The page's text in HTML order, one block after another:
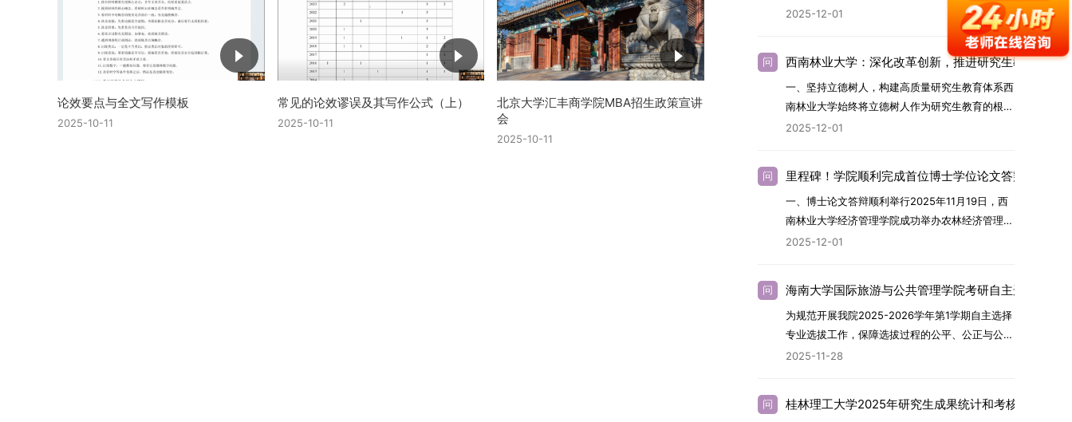
论效要点与全文写作模板
2025-10-11
常见的论效谬误及其写作公式（上）
2025-10-11
北京大学汇丰商学院MBA招生政策宣讲
会
2025-10-11
力，系统掌握学科前沿知识，能胜任高水平科学研
究与技术开发工作的未来领军人才。二、招生安排
（一）招生学科范围涵盖材料科学与工程
（0805）、化学（0703）、电子科学与技术
（0809）、材料与化工（0856）、机械
（0855）、电子信息（0854）等相关专业。
（二）招生名额2026年度具体招生规模以国家最
（三）选拔途径共设置三种选拔方式，包括本科直
博、硕博连读与申请-考核制，将根据考生综合素
质择优录取。（四）培养类别全部为全日制非定向
就业博士研究生。三、培养模式与学位管理（一）
（二）培养阶段划分培养过程分为两个主要阶段：
第一阶段于上海交通大学完成课程学习；第二阶段
进入苏州实验室，依托其重大科研任务开展课题研
究与学位论文工作。（三）学历学位授予学生在规
予博士学位。四、项目特色与支持条件（一）高水
2026年，学院博士研究生招生全面实行“申请-考
核”机制。本年度计划招收博士研究生27名，具体
导师招生计划详见学院官网发布的《四川大学经济
学院2026年博士生招生专业目录》。实际录取人
数将根据国家最终下达的招生计划及考生报名情况
进行适当调整。除国家专项计划外，我院招收定向
就业考生的比例原则上不超过总计划的5%。全日
中国共产党的领导，品德良好，遵纪守法，身心健
康，并满足《四川大学2026年博士研究生招生章
程》中列出的各项基本条件。2.具备较强的科研能
力，并展现出良好的科研发展潜力。3.提交两份由
以同等学力身份报考者，其科研成果须同时符合以
下两项要求：①以第一作者身份在报考学科领域
内发表期刊文章，其中至少1篇为A级、1篇为B级
（期刊等级依据《四川大学哲学社会科学期刊与应
准），其中一等奖要求排名前五，二等奖要求排名
2025-12-01
问 西南林业大学：深化改革创新，推进研究生教育高质
一、坚持立德树人，构建高质量研究生教育体系西
南林业大学始终将立德树人作为研究生教育的根本
任务，积极响应“教育强国，研究生教育何为”的时
生导师立德树人职责实施细则（2025年修
订）》，推动导师发挥示范作用，引导学生树立德
才兼备、科技报国的远大志向，增强社会责任感和
人文关怀，促进个人成长与国家战略需求深度融
诚信与学术道德教育，弘扬科学精神。学校坚
持“五育并举”育人理念，通过德育铸魂、智育启
智、体育强身、美育润心、劳育践行，全面培养能
够担当民族复兴大任的高素质人才。（一）强化思
修订导师立德树人职责实施细则，明确导师在研究
2025-12-01
问 里程碑！学院顺利完成首位博士学位论文答辩
一、博士论文答辩顺利举行2025年11月19日，西
南林业大学经济管理学院成功举办农林经济管理专
业首届博士研究生学位论文答辩会。答辩地点设于
成。北京林业大学陈建成教授担任主席，委员包括
云南财经大学熊德平教授、杨增雄教授、李亚波教
授，以及昆明理工大学冯朝睿教授。文枚的博士论
文选题为《加入合作社对茶农绿色生产行为的影响
合作社及其利益联结机制对茶农采纳绿色生产技术
2025-12-01
问 海南大学国际旅游与公共管理学院考研自主选择专业
为规范开展我院2025-2026学年第1学期自主选择
专业选拔工作，保障选拔过程的公平、公正与公
开，依据《海南大学普通本科学生自主选择专业管
准备工作的通知》（海大本[2025]17号）两份核
2025-11-28
问 桂林理工大学2025年研究生成果统计和考核工作的通